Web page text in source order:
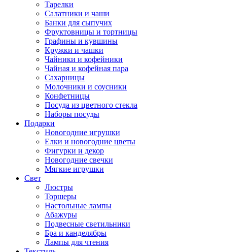
Тарелки
Салатники и чаши
Банки для сыпучих
Фруктовницы и тортницы
Графины и кувшины
Кружки и чашки
Чайники и кофейники
Чайная и кофейная пара
Сахарницы
Молочники и соусники
Конфетницы
Посуда из цветного стекла
Наборы посуды
Подарки
Новогодние игрушки
Елки и новогодние цветы
Фигурки и декор
Новогодние свечки
Мягкие игрушки
Свет
Люстры
Торшеры
Настольные лампы
Абажуры
Подвесные светильники
Бра и канделябры
Лампы для чтения